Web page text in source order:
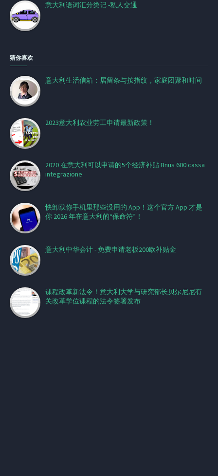
意大利语词汇分类记 -私人交通
猜你喜欢
意大利生活信箱：居留条与按指纹，家庭团聚和时间
2023意大利农业劳工申请最新政策！
2020 在意大利可以申请的5个经济补贴 Bnus 600 cassa
integrazione
快卸载你手机里那些没用的 App！这个官方 App 才是
你 2026 年在意大利的“保命符”！
意大利中华会计 - 免费申请老板200欧补贴金
课程改革新法令！意大利大学与研究部长贝尔尼尼有
关改革学位课程的法令签署发布